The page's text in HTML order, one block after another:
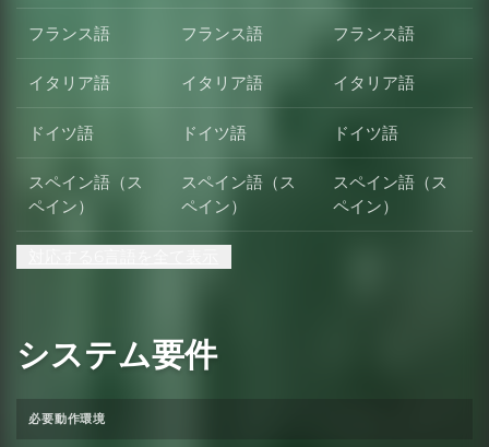
フランス語 フランス語 フランス語
イタリア語 イタリア語 イタリア語
ドイツ語 ドイツ語 ドイツ語
スペイン語（ス
ペイン）
スペイン語（ス
ペイン）
スペイン語（ス
ペイン）
システム要件
必要動作環境